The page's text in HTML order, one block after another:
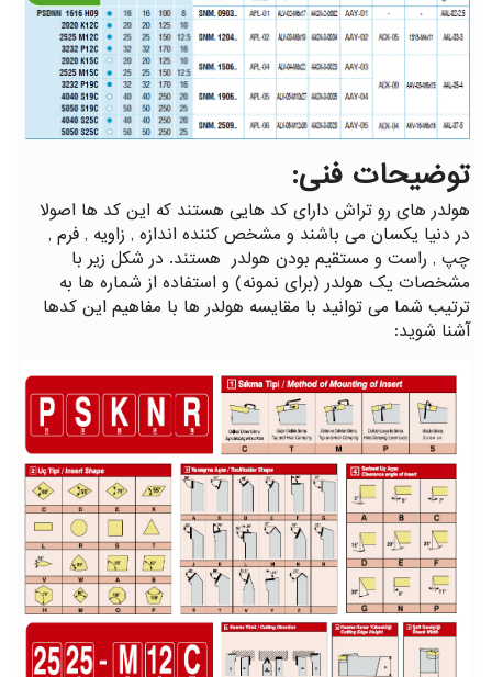
توضیحات فنی:
هولدر های رو تراش دارای کد هایی هستند که این کد ها اصولا
در دنیا یکسان می باشند و مشخص کننده اندازه , زاویه , فرم ,
چپ , راست و مستقیم بودن هولدر هستند. در شکل زیر با
مشخصات یک هولدر (برای نمونه) و استفاده از شماره ها به
ترتیب شما می توانید با مقایسه هولدر ها با مفاهیم این کدها
آشنا شوید: